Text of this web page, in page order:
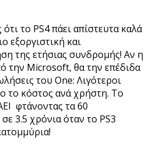
το PS4 πάει απίστευτα καλά
εξοργιστική και
της ετήσιας συνδρομής! Αν η
την Microsoft, θα την επέδιδα
του One: Λιγότεροι
το κόστος ανά χρήστη. Το
φτάνοντας τα 60
3.5 χρόνια όταν το PS3